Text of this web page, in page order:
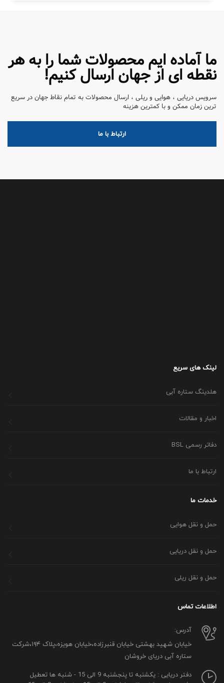
ما آماده ایم محصولات شما را به هر
نقطه ای از جهان ارسال کنیم!
سرویس دریایی ، هوایی و ریلی ، ارسال محصولات به تمام نقاط جهان در سریع
ترین زمان ممکن و با کمترین هزینه
ارتباط با ما
لینک های سریع
هلدینگ ستاره آبی
اخبار و مقالات
دفاتر رسمی BSL
ارتباط با ما
خدمات ما
حمل و نقل هوایی
حمل و نقل دریایی
حمل و نقل ریلی
اطلاعات تماس
آدرس:
خیابان شهید بهشتی خیابان قنبرزاده،خیابان هویزه،پلاک ۱۹۴،شرکت
ستاره آبی دریای خروشان
دفتر دریایی : یکشنبه تا پنجشنبه 9 الی 15 - شنبه ها تعطیل